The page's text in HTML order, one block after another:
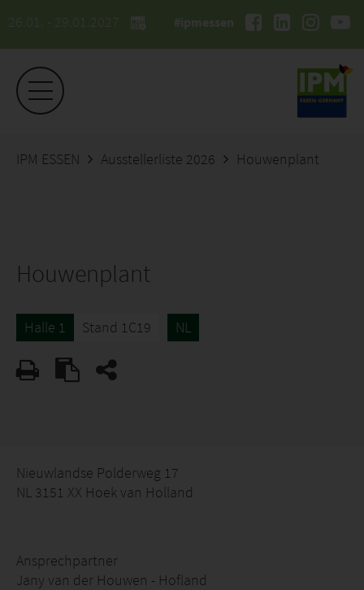
26.01. - 29.01.2027 #ipmessen
IPM ESSEN Ausstellerliste 2026 Houwenplant
Houwenplant
Halle 1 Stand 1C19 NL
Nieuwlandse Polderweg 17
NL 3151 XX Hoek van Holland
Ansprechpartner
Jany van der Houwen - Hofland